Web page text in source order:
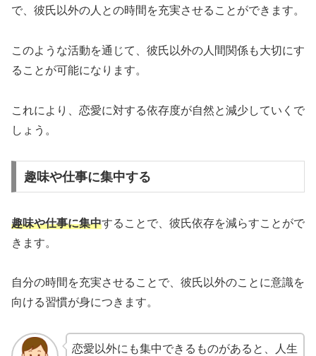
で、彼氏以外の人との時間を充実させることができます。
このような活動を通じて、彼氏以外の人間関係も大切にす
ることが可能になります。
これにより、恋愛に対する依存度が自然と減少していくで
しょう。
趣味や仕事に集中する
趣味や仕事に集中することで、彼氏依存を減らすことがで
きます。
自分の時間を充実させることで、彼氏以外のことに意識を
向ける習慣が身につきます。
恋愛以外にも集中できるものがあると、人生